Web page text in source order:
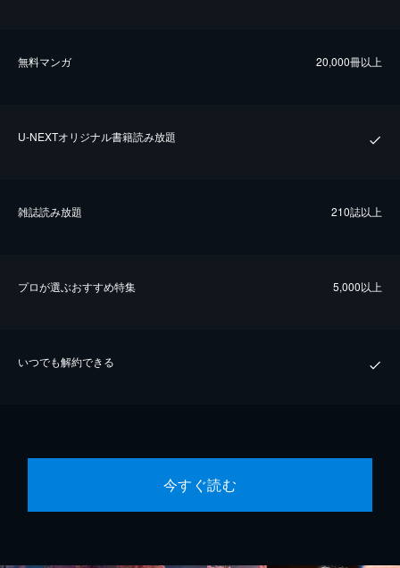
無料マンガ 20,000冊以上
U-NEXTオリジナル書籍読み放題
雑誌読み放題 210誌以上
プロが選ぶおすすめ特集 5,000以上
いつでも解約できる
今すぐ読む